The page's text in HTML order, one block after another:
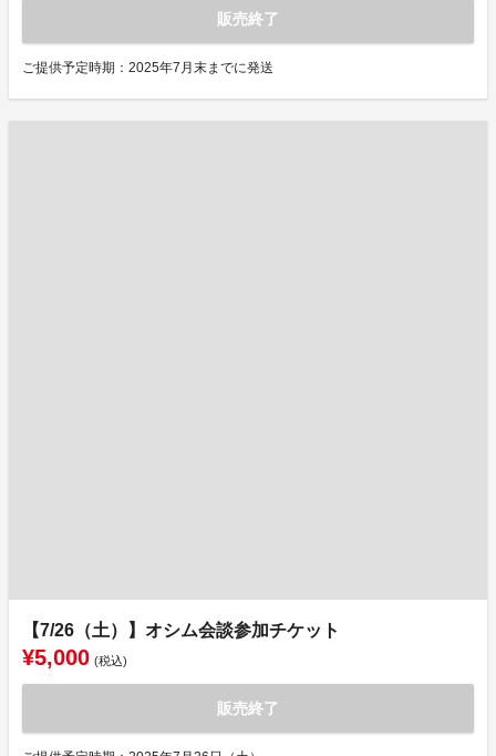
販売終了
ご提供予定時期：2025年7月末までに発送
【7/26（土）】オシム会談参加チケット
¥5,000 (税込)
販売終了